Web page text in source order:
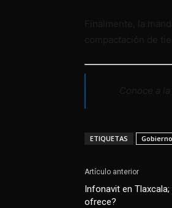
Finalmente, la
compactación de
Conoce a
ETIQUETAS
Artículo anterior
Infonavit en
ofrece?